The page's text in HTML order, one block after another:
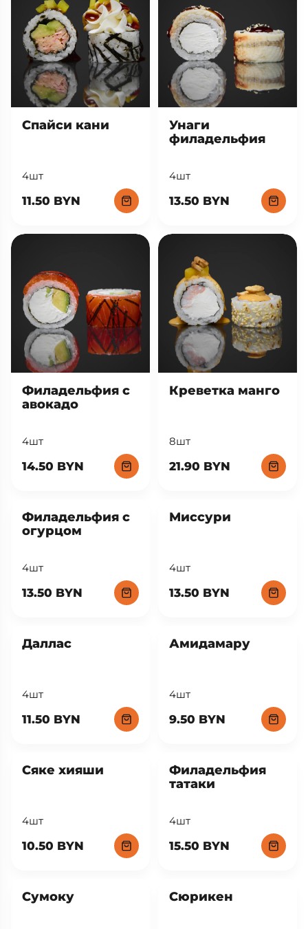
Спайси кани
4шт
11.50 BYN
Унаги
филадельфия
4шт
13.50 BYN
Филадельфия с
авокадо
4шт
14.50 BYN
Креветка манго
8шт
21.90 BYN
Филадельфия с
огурцом
4шт
13.50 BYN
Миссури
4шт
13.50 BYN
Даллас
4шт
11.50 BYN
Амидамару
4шт
9.50 BYN
Сяке хияши
4шт
10.50 BYN
Филадельфия
татаки
4шт
15.50 BYN
Сумоку Сюрикен